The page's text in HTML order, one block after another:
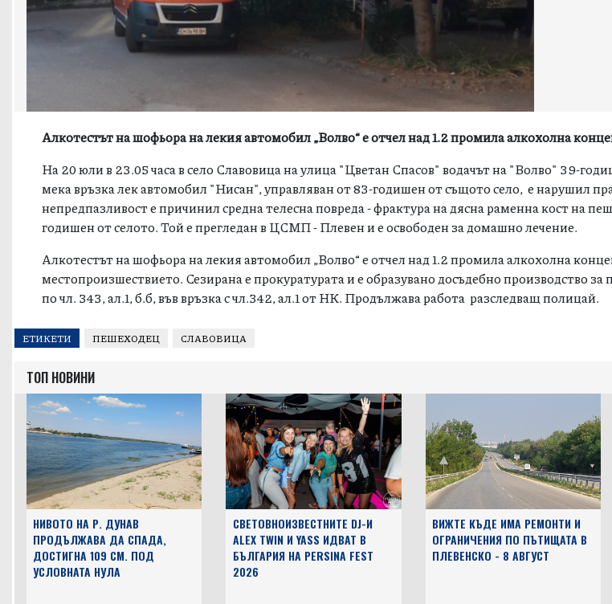
Алкотестът на шофьора на лекия автомобил „Волво“ е отчел над 1.2 промила алкохолна
На 20 юли в 23.05 часа в село Славовица на улица "Цветан Спасов" водачът на "Волво" 39-
мека връзка лек автомобил "Нисан", управляван от 83-годишен от същото село, е нарушил
непредпазливост е причинил средна телесна повреда - фрактура на дясна раменна кост на
годишен от селото. Той е прегледан в ЦСМП - Плевен и е освободен за домашно лечение.
Алкотестът на шофьора на лекия автомобил „Волво“ е отчел над 1.2 промила алкохолна
местопроизшествието. Сезирана е прокуратурата и е образувано досъдебно производство
по чл. 343, ал.1, б.б, във връзка с чл.342, ал.1 от НК. Продължава работа разследващ полицай.
ЕТИКЕТИ ПЕШЕХОДЕЦ СЛАВОВИЦА
ТОП НОВИНИ
НИВОТО НА Р. ДУНАВ
ПРОДЪЛЖАВА ДА СПАДА,
ДОСТИГНА 109 СМ. ПОД
УСЛОВНАТА НУЛА
СВЕТОВНОИЗВЕСТНИТЕ DJ-И
ALEX TWIN И YASS ИДВАТ В
БЪЛГАРИЯ НА PERSINA FEST
2026
ВИЖТЕ КЪДЕ ИМА РЕМОНТИ И
ОГРАНИЧЕНИЯ ПО ПЪТИЩАТА В
ПЛЕВЕНСКО - 8 АВГУСТ